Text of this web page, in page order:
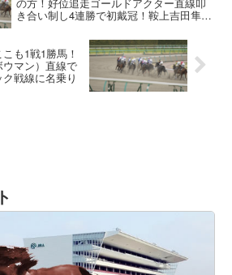
き合い制し4連勝で初戴冠！鞍上吉田隼
も1戦1勝馬！
マン）直線で
戦線に名乗り